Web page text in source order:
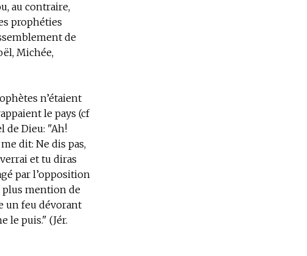
au contraire,
prophéties
de
Michée,
n’étaient
le pays (cf
de Dieu: "Ah!
dit: Ne dis pas,
et tu diras
par l’opposition
plus mention de
un feu dévorant
le puis." (Jér.